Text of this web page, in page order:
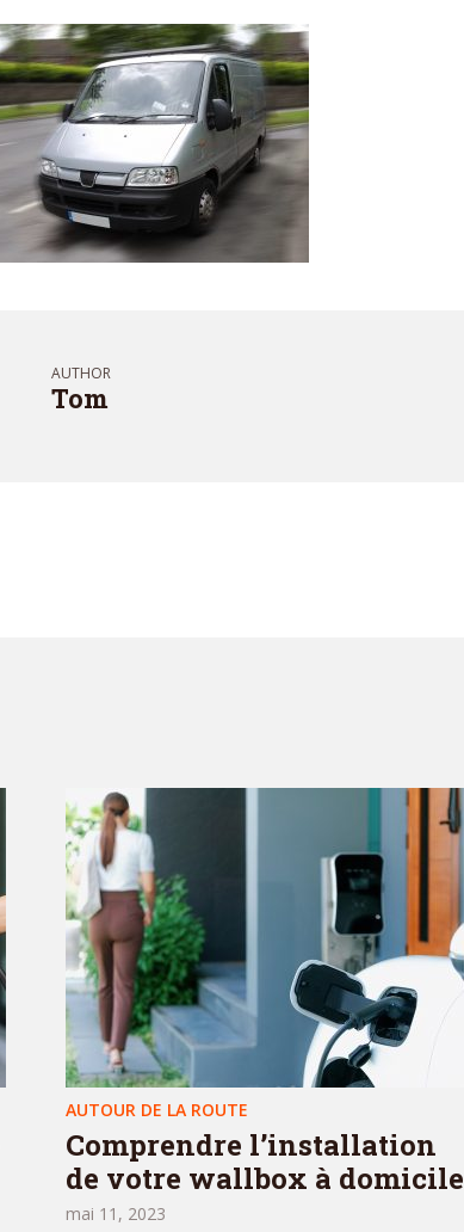
AUTHOR
Tom
AUTOUR DE LA ROUTE
Comprendre l’installation
de votre wallbox à domicile
mai 11, 2023